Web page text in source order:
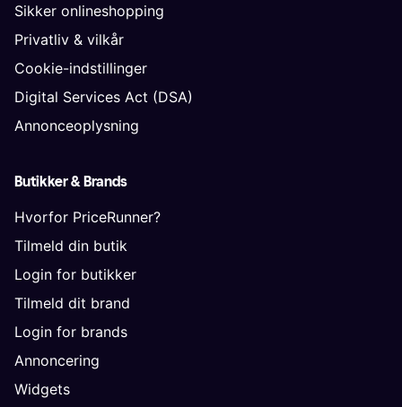
Sikker onlineshopping
Privatliv & vilkår
Cookie-indstillinger
Digital Services Act (DSA)
Annonceoplysning
Butikker & Brands
Hvorfor PriceRunner?
Tilmeld din butik
Login for butikker
Tilmeld dit brand
Login for brands
Annoncering
Widgets